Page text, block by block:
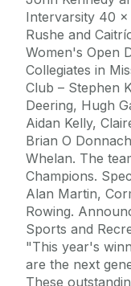
Intervarsity 40 x
Rushe and
Women's Open
Collegiates in
Club – Stephen
Deering, Hugh
Aidan Kelly,
Brian O
Whelan. The
Champions.
Alan Martin,
Rowing.
Sports and
"This year's
are the next
These